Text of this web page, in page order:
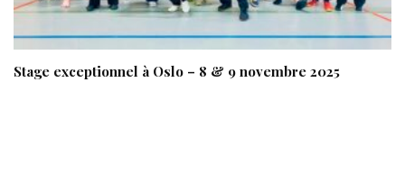
Stage exceptionnel à Oslo – 8 & 9 novembre 2025